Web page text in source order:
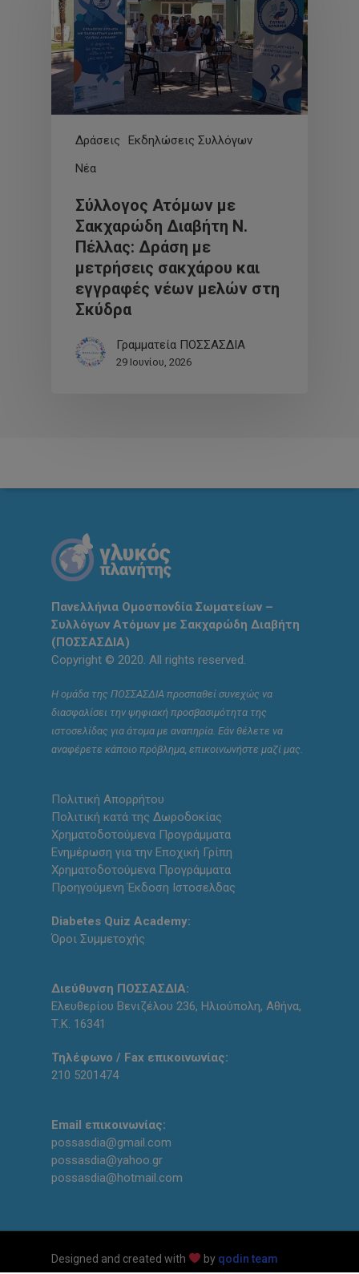
Δράσεις
Εκδηλώσεις Συλλόγων
Νέα
Σύλλογος Ατόμων με
Σακχαρώδη Διαβήτη Ν.
Πέλλας: Δράση με
μετρήσεις σακχάρου και
εγγραφές νέων μελών στη
Σκύδρα
Γραμματεία ΠΟΣΣΑΣΔΙΑ
29 Ιουνίου, 2026
Πανελλήνια Ομοσπονδία Σωματείων –
Συλλόγων Ατόμων με Σακχαρώδη Διαβήτη
(ΠΟΣΣΑΣΔΙΑ)
Copyright © 2020. All rights reserved.
Η ομάδα της ΠΟΣΣΑΣΔΙΑ προσπαθεί συνεχώς να
διασφαλίσει την ψηφιακή προσβασιμότητα της
ιστοσελίδας για άτομα με αναπηρία. Εάν θέλετε να
αναφέρετε κάποιο πρόβλημα, επικοινωνήστε μαζί μας.
Πολιτική Απορρήτου
Πολιτική κατά της Δωροδοκίας
Χρηματοδοτούμενα Προγράμματα
Ενημέρωση για την Εποχική Γρίπη
Χρηματοδοτούμενα Προγράμματα
Προηγούμενη Έκδοση Ιστοσελδας
Diabetes Quiz Academy:
Όροι Συμμετοχής
Διεύθυνση ΠΟΣΣΑΣΔΙΑ:
Ελευθερίου Βενιζέλου 236, Ηλιούπολη, Αθήνα,
Τ.Κ. 16341
Τηλέφωνο / Fax επικοινωνίας:
210 5201474
Email επικοινωνίας:
possasdia@gmail.com
possasdia@yahoo.gr
possasdia@hotmail.com
Designed and created with by qodin team